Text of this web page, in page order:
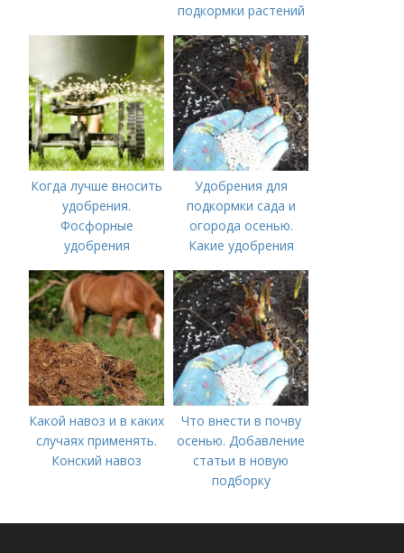
подкормки растений
Когда лучше вносить
удобрения.
Фосфорные
удобрения
Удобрения для
подкормки сада и
огорода осенью.
Какие удобрения
правильно это
делать?
Какой навоз и в каких
случаях применять.
Конский навоз
Что внести в почву
осенью. Добавление
статьи в новую
подборку